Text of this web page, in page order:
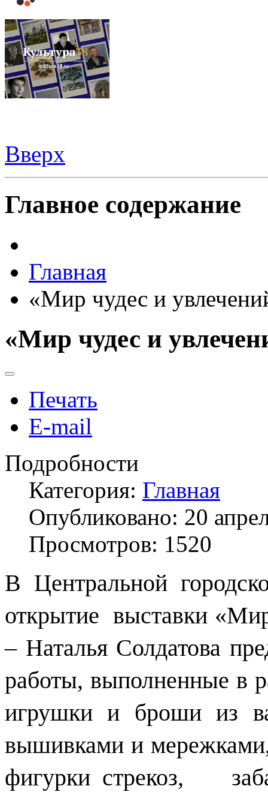
Вверх
Главное содержание
Главная
«Мир чудес и
«Мир чудес и
Печать
E-mail
Подробности
Категория: Главная
Опубликовано: 20
Просмотров: 1520
В Центральной
открытие выставки
– Наталья Солдатова
работы, выполненные в
игрушки и броши из
вышивками и
фигурки стрекоз,